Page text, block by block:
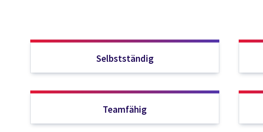
Selbstständig
Teamfähig